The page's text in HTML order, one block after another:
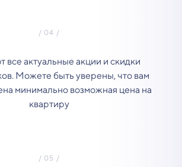
все актуальные акции и скидки
Можете быть уверены, что вам
минимально возможная цена на
квартиру